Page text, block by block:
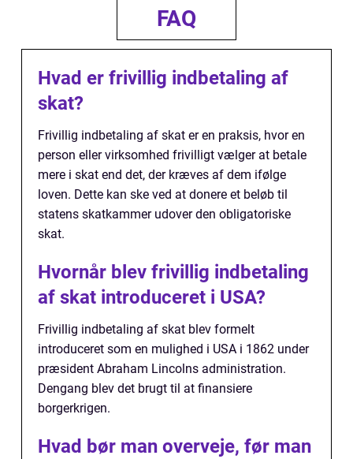
FAQ
Hvad er frivillig indbetaling af
skat?
Frivillig indbetaling af skat er en praksis, hvor en
person eller virksomhed frivilligt vælger at betale
mere i skat end det, der kræves af dem ifølge
loven. Dette kan ske ved at donere et beløb til
statens skatkammer udover den obligatoriske
skat.
Hvornår blev frivillig indbetaling
af skat introduceret i USA?
Frivillig indbetaling af skat blev formelt
introduceret som en mulighed i USA i 1862 under
præsident Abraham Lincolns administration.
Dengang blev det brugt til at finansiere
borgerkrigen.
Hvad bør man overveje, før man